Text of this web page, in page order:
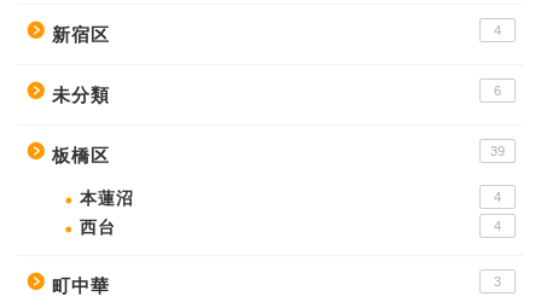
新宿区 4
未分類 6
板橋区 39
本蓮沼 4
西台 4
町中華 3